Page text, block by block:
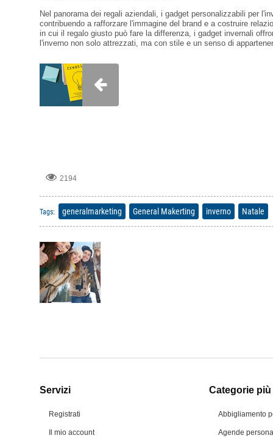
Nel panorama dei regali aziendali, i gadget personalizzabili per
contribuendo a rafforzare l'immagine del brand e a costruire
in cui il regalo giusto può fare la differenza, i gadget invernali
l'inverno non solo attrezzati, ma con stile e un senso di
2194
Tags: generalmarketing General Makerting inverno Natale
Servizi
Registrati
Il mio account
Categorie
Abbigliamento
Agende